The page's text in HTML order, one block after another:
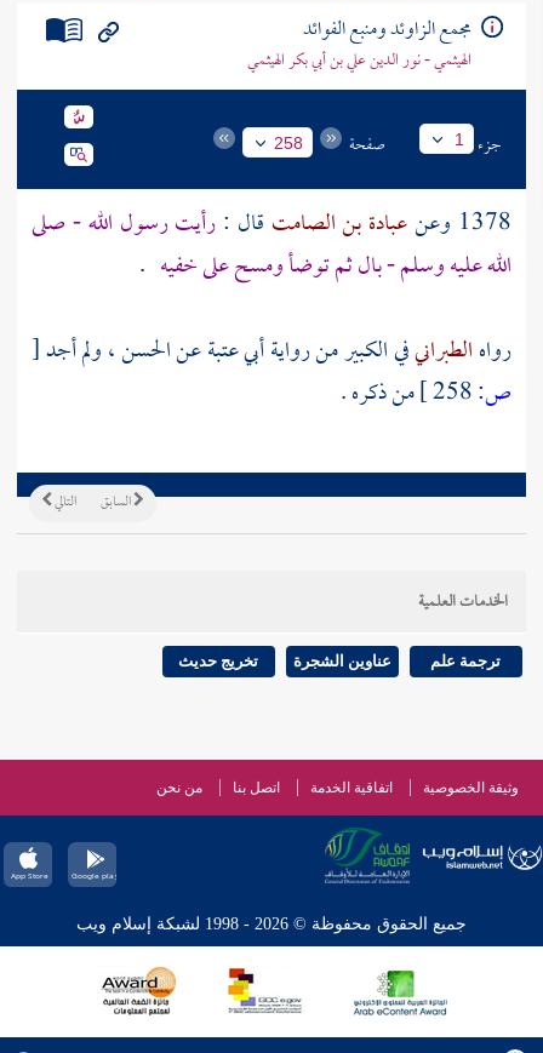
مجمع الزاوئد ومنبع الفوائد
الهيثمي - نور الدين علي بن أبي بكر الهيثمي
جزء 1 صفحة 258
1378 وعن عبادة بن الصامت قال :رأيت رسول الله - صلى
الله عليه وسلم - بال ثم توضأ ومسح على خفيه .
رواهالطبرانيفي الكبير من روايةأبي عتبةعنالحسن، ولم أجد[
ص:
من ذكره .
التالي السابق
الخدمات العلمية
ترجمة علم عناوين الشجرة تخريج حديث
وثيقة الخصوصية اتفاقية الخدمة اتصل بنا من نحن
جميع الحقوق محفوظة © 2026 - 1998 لشبكة إسلام ويب